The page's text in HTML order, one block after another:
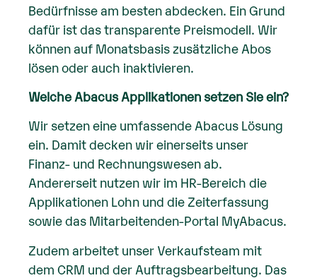
Bedürfnisse am besten abdecken. Ein Grund
dafür ist das transparente Preismodell. Wir
können auf Monatsbasis zusätzliche Abos
lösen oder auch inaktivieren.
Welche Abacus Applikationen setzen Sie ein?
Wir setzen eine umfassende Abacus Lösung
ein. Damit decken wir einerseits unser
Finanz- und Rechnungswesen ab.
Andererseit nutzen wir im HR-Bereich die
Applikationen Lohn und die Zeiterfassung
sowie das Mitarbeitenden-Portal MyAbacus.
Zudem arbeitet unser Verkaufsteam mit
dem CRM und der Auftragsbearbeitung. Das